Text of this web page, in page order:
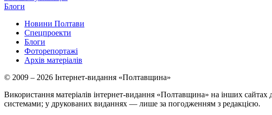
Блоги
Новини Полтави
Спецпроекти
Блоги
Фоторепортажі
Архів матеріалів
© 2009 – 2026 Інтернет-видання «Полтавщина»
Використання матеріалів інтернет-видання «Полтавщина» на інших сайтах
системами; у друкованих виданнях — лише за погодженням з редакцією.